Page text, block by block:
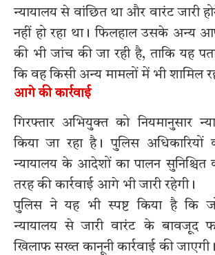
न्यायालय से वांछित था और वारंट जारी
नहीं हो रहा था। फिलहाल उसके अन्य
की भी जांच की जा रही है, ताकि यह
कि वह किसी अन्य मामलों में भी शामिल
आगे की कार्रवाई
गिरफ्तार अभियुक्त को नियमानुसार
किया जा रहा है। पुलिस
न्यायालय के आदेशों का पालन
तरह की कार्रवाई आगे भी जारी रहेगी।
पुलिस ने यह भी स्पष्ट किया है कि
न्यायालय से जारी वारंट के बावजूद
खिलाफ सख्त कानूनी कार्रवाई की जाएगी।